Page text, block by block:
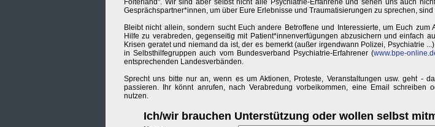
Folterland". Wir sind aber selbst nicht alle Psychiatrie-Erfahrene und sehen uns auch
Gesprächspartner*innen, um über Eure Erlebnisse und Traumatisierungen zu sprechen,
Bleibt nicht allein, sondern sucht Euch andere Betroffene und Interessierte, um Euch zum
Hilfe zu verabreden, gegenseitig mit Patient*innenverfügungen abzusichern und einfach
Krisen geratet und niemand da ist, der es bemerkt (außer irgendwann Polizei, Psychiatrie
in Selbsthilfegruppen auch vom Bundesverband Psychiatrie-Erfahrener (www.bpe-
entsprechenden Landesverbänden.
Sprecht uns bitte nur an, wenn es um Aktionen, Proteste, Veranstaltungen usw. geht -
passieren. Ihr könnt anrufen, nach Verabredung vorbeikommen, eine Email schreiben
nutzen.